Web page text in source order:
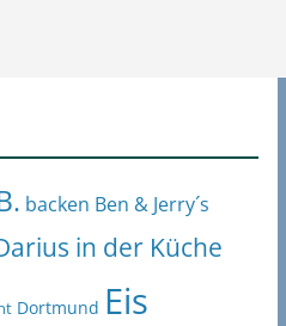
backen Ben & Jerry´s
in der Küche
Dortmund Eis